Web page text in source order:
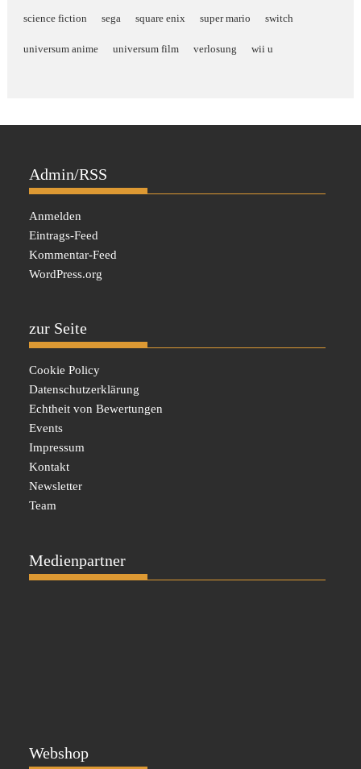
science fiction sega square enix super mario switch
universum anime universum film verlosung wii u
Admin/RSS
Anmelden
Eintrags-Feed
Kommentar-Feed
WordPress.org
zur Seite
Cookie Policy
Datenschutzerklärung
Echtheit von Bewertungen
Events
Impressum
Kontakt
Newsletter
Team
Medienpartner
Webshop